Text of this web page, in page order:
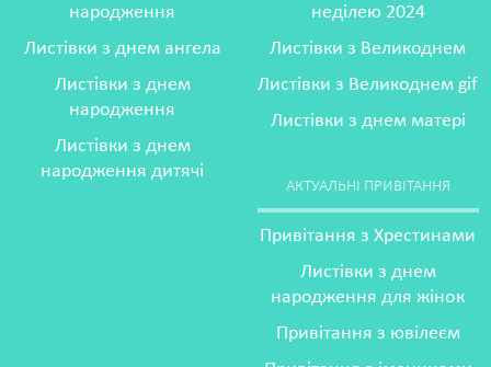
народження
Листівки з днем ангела
Листівки з днем
народження
Листівки з днем
народження дитячі
неділею 2024
Листівки з Великоднем
Листівки з Великоднем gif
Листівки з днем матері
АКТУАЛЬНІ ПРИВІТАННЯ
Привітання з Хрестинами
Листівки з днем
народження для жінок
Привітання з ювілеєм